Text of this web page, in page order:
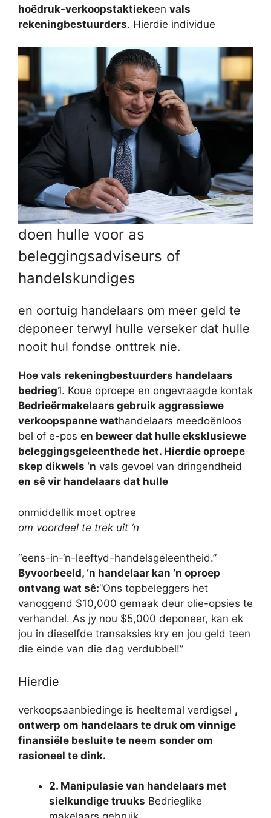
hoëdruk-verkoopstaktiekeen vals
rekeningbestuurders. Hierdie individue
doen hulle voor as
beleggingsadviseurs of
handelskundiges
en oortuig handelaars om meer geld te
deponeer terwyl hulle verseker dat hulle
nooit hul fondse onttrek nie.
Hoe vals rekeningbestuurders handelaars
bedrieg1. Koue oproepe en ongevraagde kontak
Bedrieërmakelaars gebruik aggressiewe
verkoopspanne wathandelaars meedoënloos
bel of e-pos en beweer dat hulle eksklusiewe
beleggingsgeleenthede het. Hierdie oproepe
skep dikwels ‘n vals gevoel van dringendheid
en sê vir handelaars dat hulle
onmiddellik moet optree
om voordeel te trek uit ‘n
“eens-in-‘n-leeftyd-handelsgeleentheid.”
Byvoorbeeld, ‘n handelaar kan ‘n oproep
ontvang wat sê:“Ons topbeleggers het
vanoggend $10,000 gemaak deur olie-opsies te
verhandel. As jy nou $5,000 deponeer, kan ek
jou in dieselfde transaksies kry en jou geld teen
die einde van die dag verdubbel!”
Hierdie
verkoopsaanbiedinge is heeltemal verdigsel ,
ontwerp om handelaars te druk om vinnige
finansiële besluite te neem sonder om
rasioneel te dink.
2. Manipulasie van handelaars met
sielkundige truuks Bedrieglike